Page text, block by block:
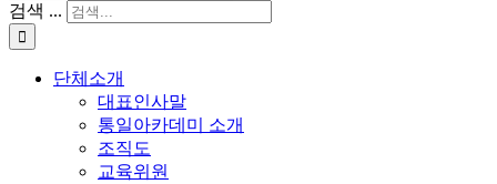
검색 ...
단체소개
대표인사말
통일아카데미 소개
조직도
교육위원